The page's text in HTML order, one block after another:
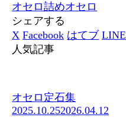
オセロ詰めオセロ
シェアする
X Facebook はてブ LINE
人気記事
オセロ定石集
2025.10.252026.04.12